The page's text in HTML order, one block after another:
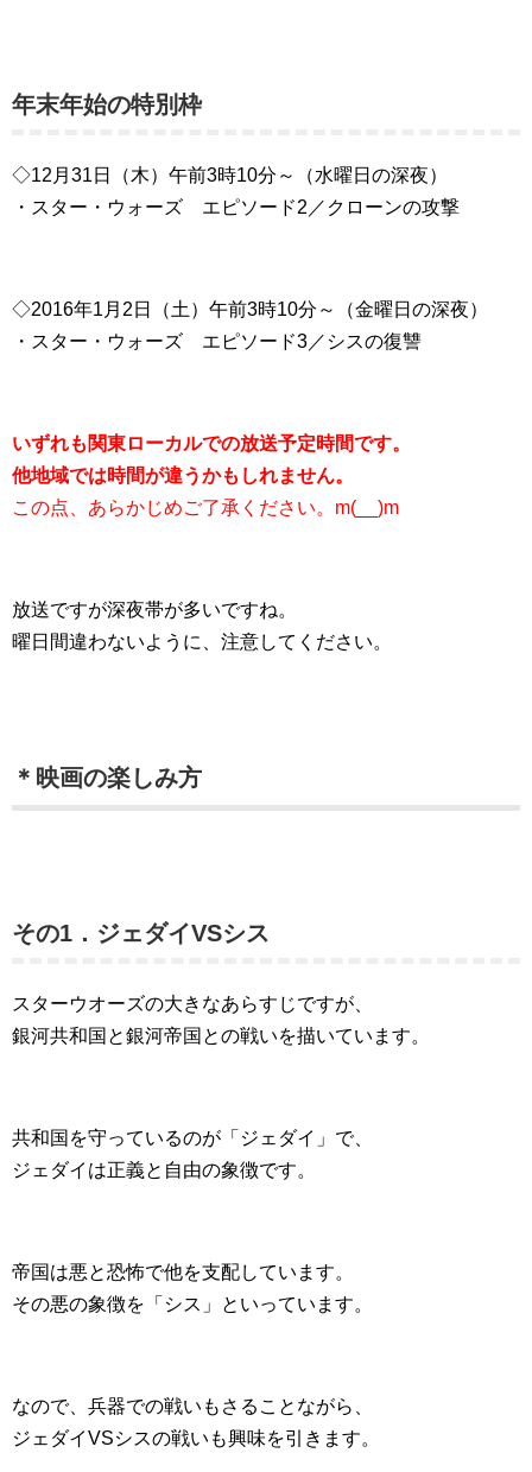
年末年始の特別枠
◇12月31日（木）午前3時10分～（水曜日の深夜）
・スター・ウォーズ エピソード2／クローンの攻撃
◇2016年1月2日（土）午前3時10分～（金曜日の深夜）
・スター・ウォーズ エピソード3／シスの復讐
いずれも関東ローカルでの放送予定時間です。
他地域では時間が違うかもしれません。
この点、あらかじめご了承ください。m(__)m
放送ですが深夜帯が多いですね。
曜日間違わないように、注意してください。
＊映画の楽しみ方
その1．ジェダイVSシス
スターウオーズの大きなあらすじですが、
銀河共和国と銀河帝国との戦いを描いています。
共和国を守っているのが「ジェダイ」で、
ジェダイは正義と自由の象徴です。
帝国は悪と恐怖で他を支配しています。
その悪の象徴を「シス」といっています。
なので、兵器での戦いもさることながら、
ジェダイVSシスの戦いも興味を引きます。